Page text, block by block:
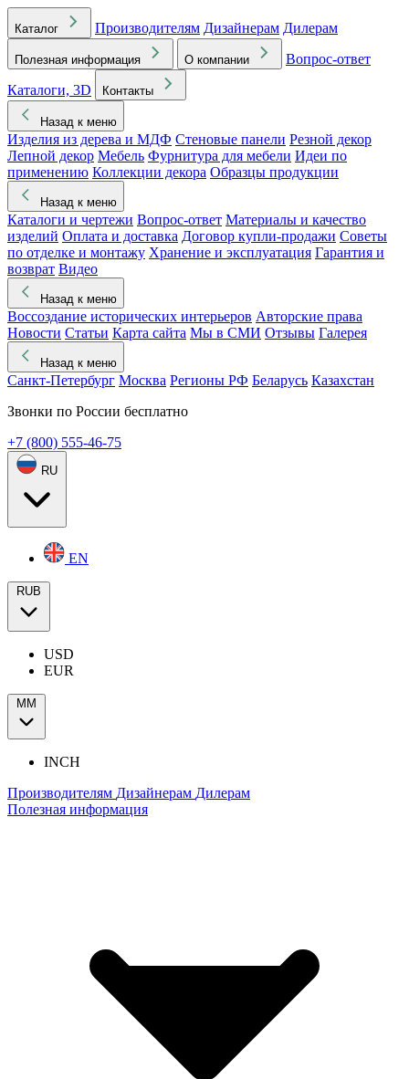
Каталог Производителям Дизайнерам Дилерам
Полезная информация О компании
Вопрос-ответ
Каталоги, 3D
Контакты
Назад к меню
Изделия из дерева и МДФ Стеновые панели Резной декор
Лепной декор Мебель Фурнитура для мебели Идеи по
применению Коллекции декора Образцы продукции
Назад к меню
Каталоги и чертежи Вопрос-ответ Материалы и качество
изделий Оплата и доставка Договор купли-продажи Советы
по отделке и монтажу Хранение и эксплуатация Гарантия и
возврат Видео
Назад к меню
Воссоздание исторических интерьеров Авторские права
Новости Статьи Карта сайта Мы в СМИ Отзывы Галерея
Назад к меню
Санкт-Петербург Москва Регионы РФ Беларусь Казахстан
Звонки по России бесплатно
+7 (800) 555-46-75
RU
EN
RUB
USD
EUR
ММ
INCH
Производителям Дизайнерам Дилерам
Полезная информация